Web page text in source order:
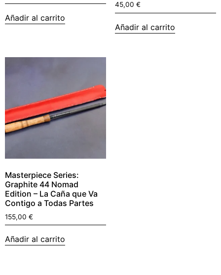
Añadir al carrito
45,00 €
Añadir al carrito
Masterpiece Series:
Graphite 44 Nomad
Edition – La Caña que Va
Contigo a Todas Partes
155,00 €
Añadir al carrito